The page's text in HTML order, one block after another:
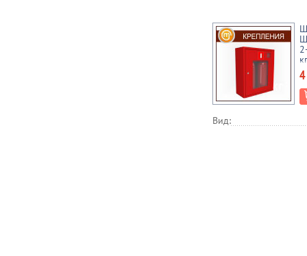
кг
Вид: